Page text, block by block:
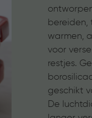
bereiden,
warmen,
voor
restjes.
geschikt
De